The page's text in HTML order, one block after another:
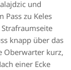
und
Pass zu Keles
knapp über das
Oberwarter kurz,
einer Ecke